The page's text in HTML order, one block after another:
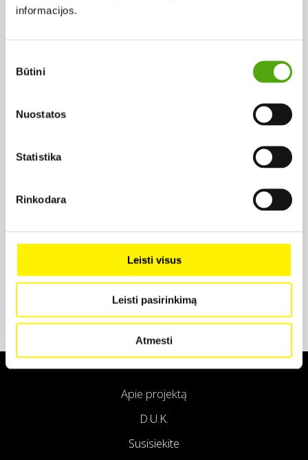
informacijos.
pasirinkimas
Būtini
Nuostatos
Statistika
Rinkodara
Leisti visus
Leisti pasirinkimą
Atmesti
Apie projektą
D.U.K.
Susisiekite